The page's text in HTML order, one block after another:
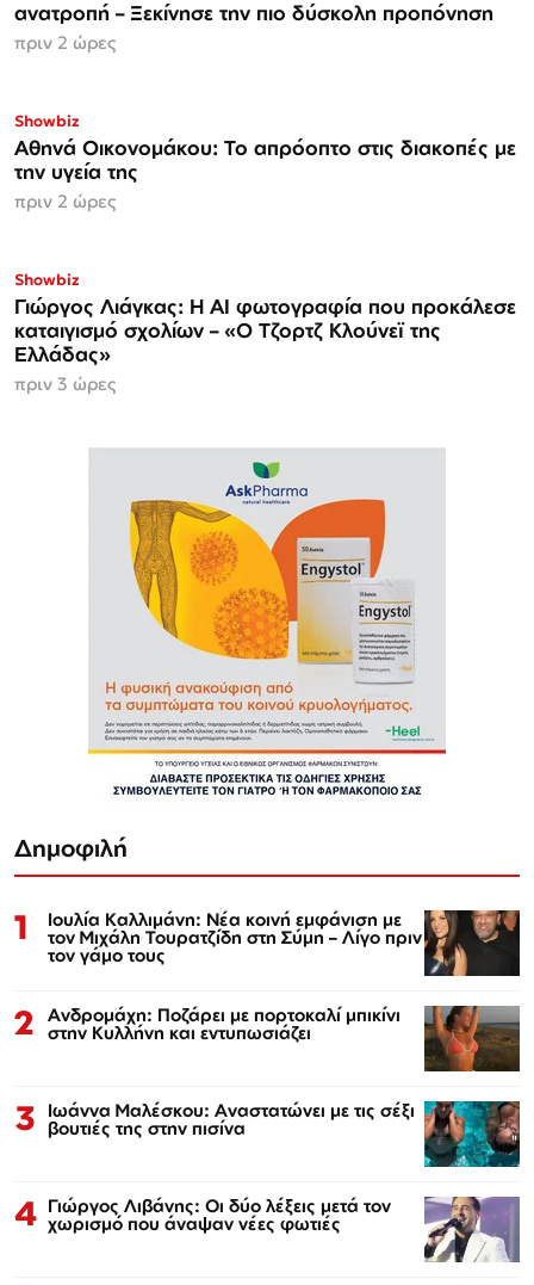
ανατροπή – Ξεκίνησε την πιο δύσκολη προπόνηση
πριν 2 ώρες
Showbiz
Αθηνά Οικονομάκου: Το απρόοπτο στις διακοπές με
την υγεία της
πριν 2 ώρες
Showbiz
Γιώργος Λιάγκας: Η AI φωτογραφία που προκάλεσε
καταιγισμό σχολίων – «Ο Τζορτζ Κλούνεϊ της
Ελλάδας»
πριν 3 ώρες
Δημοφιλή
1 Ιουλία Καλλιμάνη: Νέα κοινή εμφάνιση με
τον Μιχάλη Τουρατζίδη στη Σύμη – Λίγο πριν
τον γάμο τους
2 Ανδρομάχη: Ποζάρει με πορτοκαλί μπικίνι
στην Κυλλήνη και εντυπωσιάζει
3 Ιωάννα Μαλέσκου: Αναστατώνει με τις σέξι
βουτιές της στην πισίνα
4 Γιώργος Λιβάνης: Οι δύο λέξεις μετά τον
χωρισμό που άναψαν νέες φωτιές